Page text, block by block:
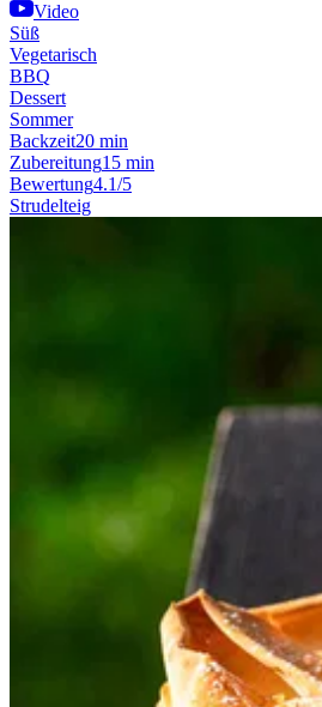
Video
Süß
Vegetarisch
BBQ
Dessert
Sommer
Backzeit20 min
Zubereitung15 min
Bewertung4.1/5
Strudelteig